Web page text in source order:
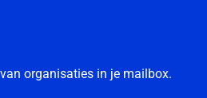
organisaties in je mailbox.